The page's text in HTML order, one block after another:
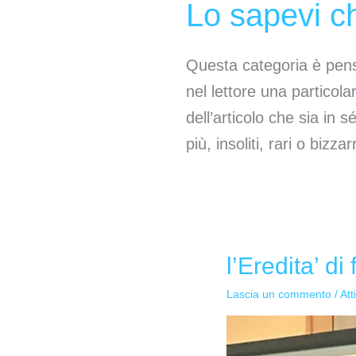
Lo sapevi
Questa categoria è
nel lettore una
dell’articolo che sia in
più, insoliti, rari o
l’Eredita’
Lascia un commento /
l’Eredita’
falcone
Borsellino: